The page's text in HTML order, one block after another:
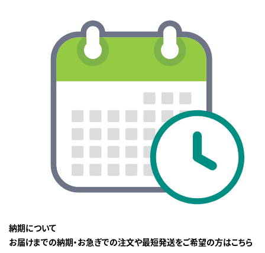
納期について
お届けまでの納期・お急ぎでの注文や最短発送をご希望の方はこちら